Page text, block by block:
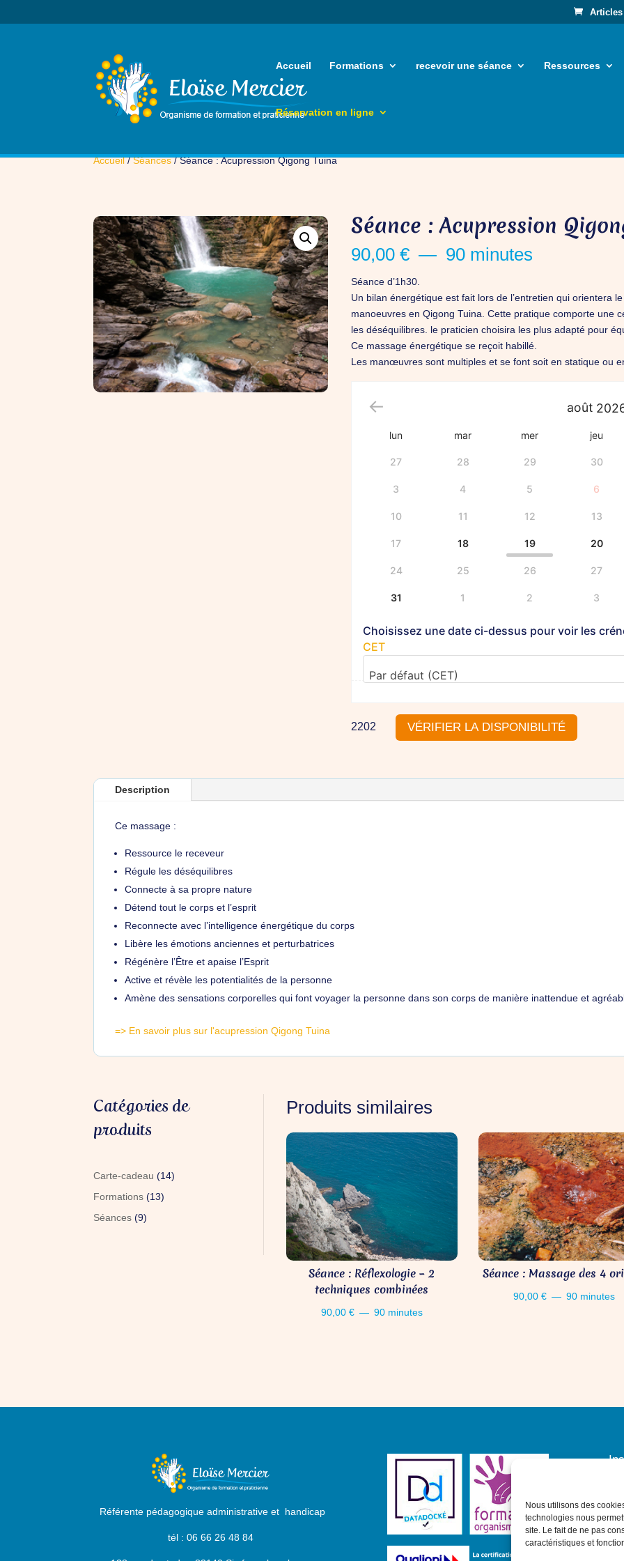
Nous utilisons des
technologies nous
site. Le fait de ne pas
caractéristiques et
Articles
Accueil Formations recevoir une séance Ressources
Réservation en ligne
Accueil/Séances/ Séance : Acupression Qigong Tuina
Séance : Acupression
90,00 € 90 minutes
Séance d’1h30.
Un bilan énergétique est fait lors de l’entretien qui orientera
manoeuvres en Qigong Tuina. Cette pratique comporte une
les déséquilibres. le praticien choisira les plus adapté pour
Ce massage énergétique se reçoit habillé.
Les manœuvres sont multiples et se font soit en statique ou
août
lun mar mer jeu
27 28 29 30
3 4 5 6
10 11 12 13
17 18 19 20
24 25 26 27
31 1 2 3
Choisissez une date ci-dessus pour voir les
CET
Par défaut (CET)
2202
quantité
:
Acupression
VÉRIFIER LA DISPONIBILITÉ
Description
Ce massage :
Ressource le receveur
Régule les déséquilibres
Connecte à sa propre nature
Détend tout le corps et l’esprit
Reconnecte avec l’intelligence énergétique du corps
Libère les émotions anciennes et perturbatrices
Régénère l’Être et apaise l’Esprit
Active et révèle les potentialités de la personne
Amène des sensations corporelles qui font voyager la personne dans son corps de manière inattendue et
=> En savoir plus sur l'acupression Qigong Tuina
Catégories de
produits
Carte-cadeau 1414
Formations 1313
Séances 99
Produits similaires
Séance : Réflexologie – 2
techniques combinées
90,00 € 90 minutes
Séance : Massage des 4
90,00 € 90 minutes
Référente pédagogique administrative et handicap
tél : 06 66 26 48 84